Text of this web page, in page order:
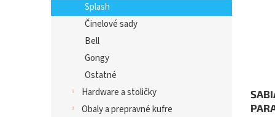
Splash
Činelové sady
Bell
Gongy
Ostatné
Hardware a stoličky
Obaly a prepravné kufre